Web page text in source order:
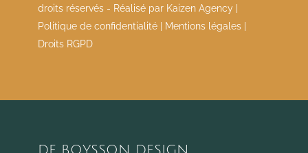
droits réservés - Réalisé par Kaizen Agency
Politique de confidentialité
Mentions légales
Droits RGPD